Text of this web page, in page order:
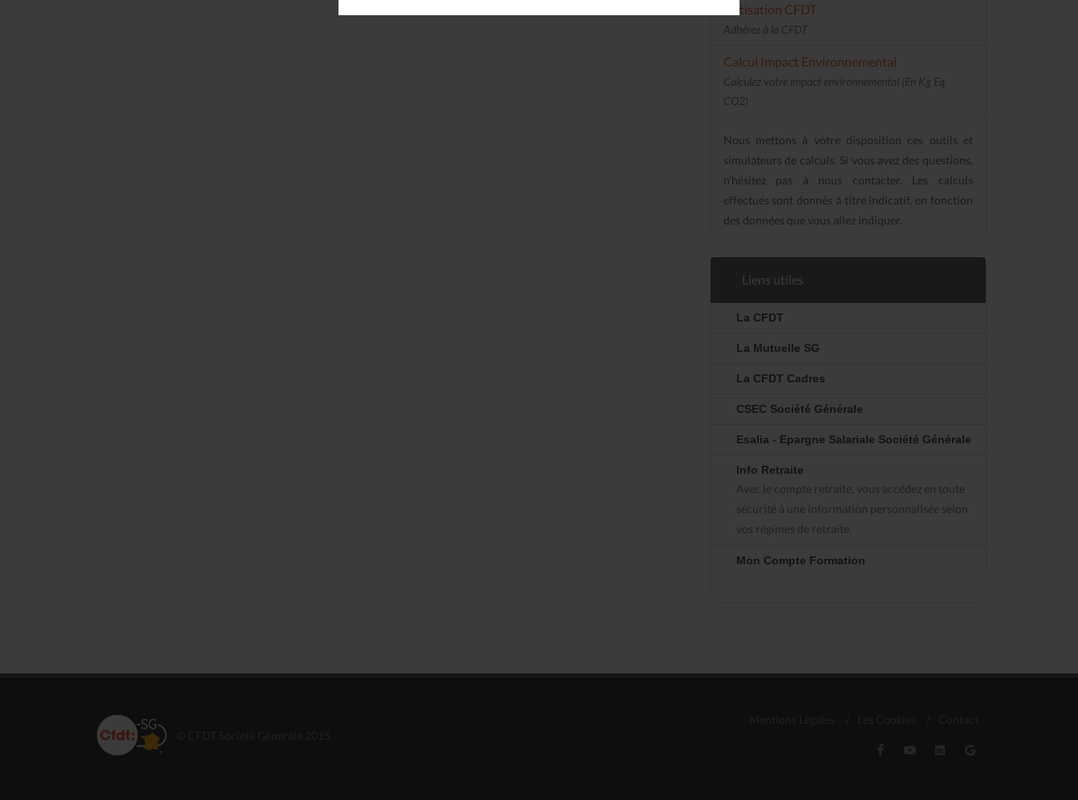
Cotisation CFDT
Adhérez à la CFDT
Calcul Impact Environnemental
Calculez votre impact environnemental (En Kg Eq.
CO2)
Nous mettons à votre disposition ces outils et
simulateurs de calculs. Si vous avez des questions,
n'hésitez pas à nous contacter. Les calculs
effectués sont donnés à titre indicatif, en fonction
des données que vous allez indiquer.
Liens utiles
La CFDT
La Mutuelle SG
La CFDT Cadres
CSEC Société Générale
Esalia - Epargne Salariale Société Générale
Info Retraite
Avec le compte retraite, vous accédez en toute
sécurité à une information personnalisée selon
vos régimes de retraite.
Mon Compte Formation